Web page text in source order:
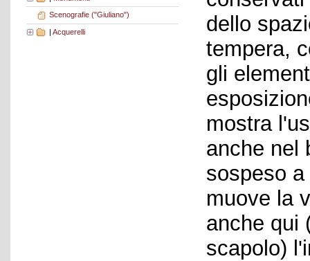
Scenografie ("Giuliano")
| Acquerelli
dello
tempera,
gli
mostra
anche nel
sospeso
muove la
anche qui
scapolo)